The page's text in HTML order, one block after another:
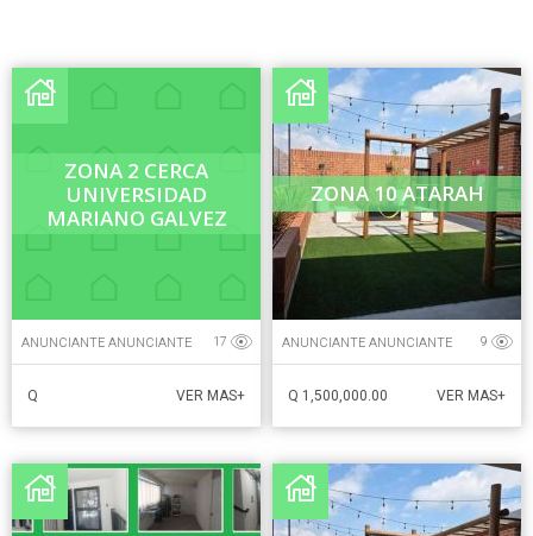
ZONA 2 CERCA
UNIVERSIDAD
MARIANO GALVEZ
ANUNCIANTE ANUNCIANTE 17
Q VER MAS+
ZONA 10 ATARAH
ANUNCIANTE ANUNCIANTE 9
Q 1,500,000.00 VER MAS+